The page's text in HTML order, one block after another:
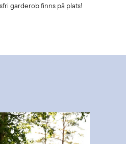
garderob finns på plats!